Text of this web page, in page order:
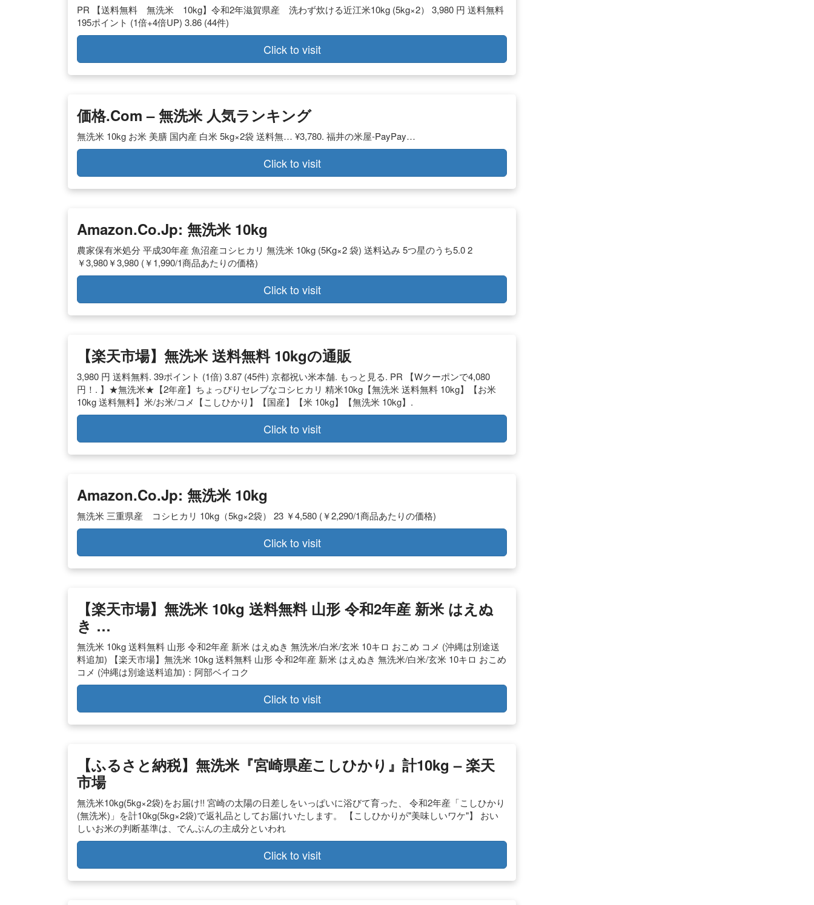
PR 【送料無料 無洗米 10kg】令和2年滋賀県産 洗わず炊ける近江米10kg (5kg×2） 3,980 円 送料無料
195ポイント (1倍+4倍UP) 3.86 (44件)
Click to visit
価格.com – 無洗米 人気ランキング
無洗米 10kg お米 美膳 国内産 白米 5kg×2袋 送料無… ¥3,780. 福井の米屋-PayPay…
Click to visit
Amazon.co.jp: 無洗米 10kg
農家保有米処分 平成30年産 魚沼産コシヒカリ 無洗米 10kg (5Kg×2 袋) 送料込み 5つ星のうち5.0 2
￥3,980￥3,980 (￥1,990/1商品あたりの価格)
Click to visit
【楽天市場】無洗米 送料無料 10kgの通販
3,980 円 送料無料. 39ポイント (1倍) 3.87 (45件) 京都祝い米本舗. もっと見る. PR 【Wクーポンで4,080
円！. 】★無洗米★【2年産】ちょっぴりセレブなコシヒカリ 精米10kg【無洗米 送料無料 10kg】【お米
10kg 送料無料】米/お米/コメ【こしひかり】【国産】【米 10kg】【無洗米 10kg】.
Click to visit
Amazon.co.jp: 無洗米 10kg
無洗米 三重県産 コシヒカリ 10kg（5kg×2袋） 23 ￥4,580 (￥2,290/1商品あたりの価格)
Click to visit
【楽天市場】無洗米 10kg 送料無料 山形 令和2年産 新米 はえぬ
き …
無洗米 10kg 送料無料 山形 令和2年産 新米 はえぬき 無洗米/白米/玄米 10キロ おこめ コメ (沖縄は別途送
料追加) 【楽天市場】無洗米 10kg 送料無料 山形 令和2年産 新米 はえぬき 無洗米/白米/玄米 10キロ おこめ
コメ (沖縄は別途送料追加)：阿部ベイコク
Click to visit
【ふるさと納税】無洗米『宮崎県産こしひかり』計10kg – 楽天
市場
無洗米10kg(5kg×2袋)をお届け!! 宮崎の太陽の日差しをいっぱいに浴びて育った、 令和2年産「こしひかり
(無洗米)」を計10kg(5kg×2袋)で返礼品としてお届けいたします。 【こしひかりが"美味しいワケ"】 おい
しいお米の判断基準は、でんぷんの主成分といわれ
Click to visit